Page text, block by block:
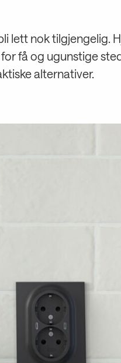
lett nok tilgjengelig.
få og ugunstige
alternativer.